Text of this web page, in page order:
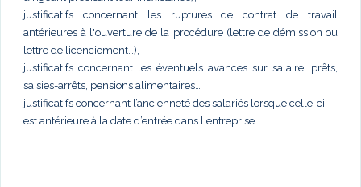
justificatifs concernant les ruptures de contrat de travail
antérieures à l'ouverture de la procédure (lettre de démission ou
lettre de licenciement…),
justificatifs concernant les éventuels avances sur salaire, prêts,
saisies-arrêts, pensions alimentaires…
justificatifs concernant l’ancienneté des salariés lorsque celle-ci
est antérieure à la date d’entrée dans l'entreprise.